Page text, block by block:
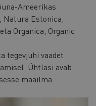
Ameerikas
Estonica,
Organica, Organic
tegevjuhi vaadet
Ühtlasi avab
maailma.